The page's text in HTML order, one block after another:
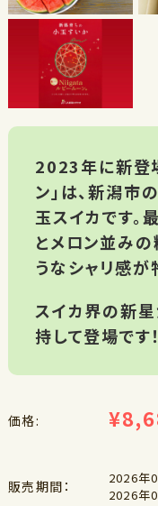
2023年に新登
ン」は、新潟市
玉スイカです
とメロン並みの
うなシャリ感が
スイカ界の新
持して登場です！
価格:
販売期間：
2026年
2026年